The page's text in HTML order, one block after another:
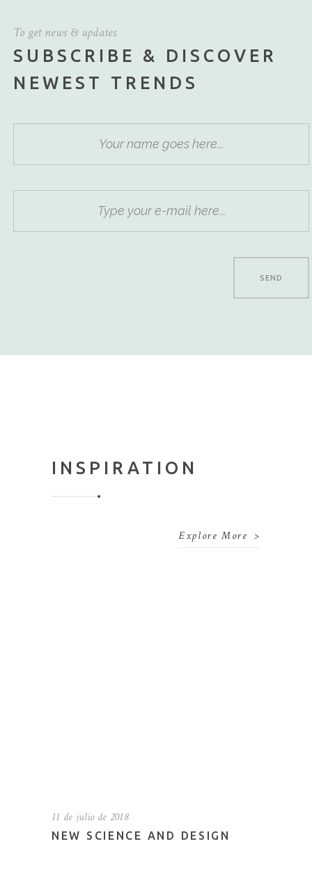
To get news & updates
SUBSCRIBE & DISCOVER
NEWEST TRENDS
INSPIRATION
Explore More
11 de julio de 2018
NEW SCIENCE AND DESIGN